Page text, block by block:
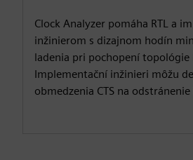
Clock Analyzer pomáha RTL a
inžinierom s dizajnom hodín
ladenia pri pochopení
Implementační inžinieri môžu
obmedzenia CTS na odstránenie